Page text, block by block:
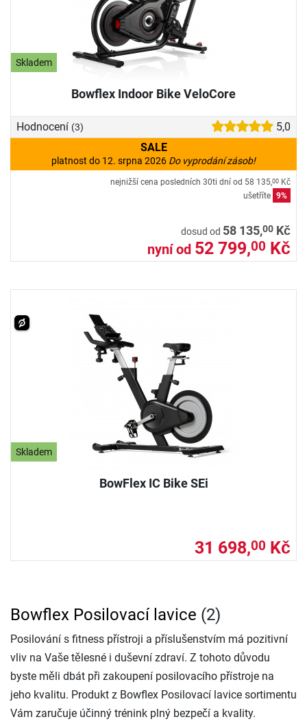
Skladem
Bowflex Indoor Bike VeloCore
Hodnocení (3)
5,0
SALE
platnost do 12. srpna 2026 Do vyprodání zásob!
nejnižší cena posledních 30ti dní od 58 135,00 Kč
ušetříte 9%
dosud od 58 135,00 Kč
nyní od 52 799,00 Kč
Skladem
BowFlex IC Bike SEi
31 698,00 Kč
Bowflex Posilovací lavice (2)
Posilování s fitness přístroji a příslušenstvím má pozitivní
vliv na Vaše tělesné i duševní zdraví. Z tohoto důvodu
byste měli dbát při zakoupení posilovacího přístroje na
jeho kvalitu. Produkt z Bowflex Posilovací lavice sortimentu
Vám zaručuje účinný trénink plný bezpečí a kvality.